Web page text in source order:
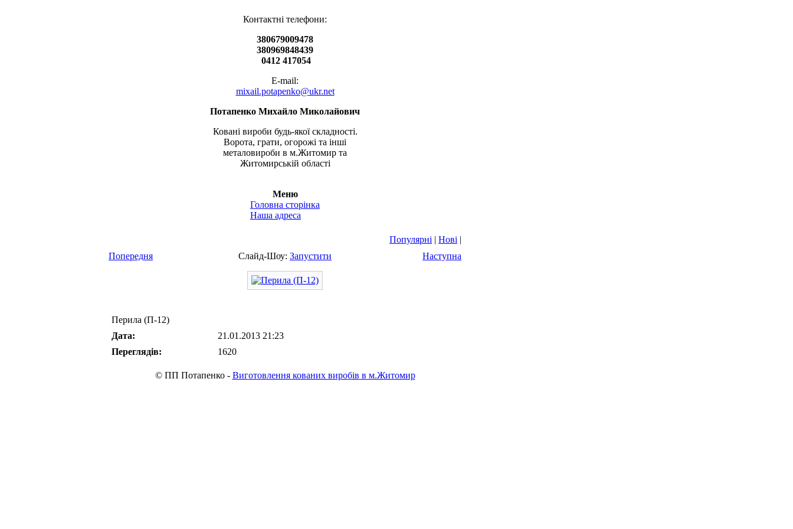
Контактні телефони:
380679009478
380969848439
0412 417054
E-mail:
mixail.potapenko@ukr.net
Потапенко Михайло Миколайович
Ковані вироби будь-якої складності.
Ворота, грати, огорожі та інші
металовироби в м.Житомир та
Житомирській області
Меню
Головна сторінка
Наша адреса
Популярні | Нові |
Попередня
Слайд-Шоу: Запустити Наступна
Перила (П-12)
Дата:
21.01.2013 21:23
Переглядів:
1620
© ПП Потапенко - Виготовлення кованих виробів в м.Житомир